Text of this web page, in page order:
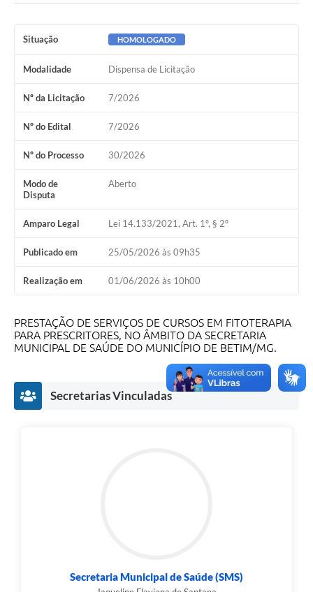
Situação HOMOLOGADO
Modalidade Dispensa de Licitação
Nº da Licitação 7/2026
Nº do Edital 7/2026
Nº do Processo 30/2026
Modo de
Disputa
Aberto
Amparo Legal Lei 14.133/2021, Art. 1º, § 2º
Publicado em 25/05/2026 às 09h35
Realização em 01/06/2026 às 10h00
PRESTAÇÃO DE SERVIÇOS DE CURSOS EM FITOTERAPIA
PARA PRESCRITORES, NO ÂMBITO DA SECRETARIA
MUNICIPAL DE SAÚDE DO MUNICÍPIO DE BETIM/MG.
Secretarias Vinculadas
Secretaria Municipal de Saúde (SMS)